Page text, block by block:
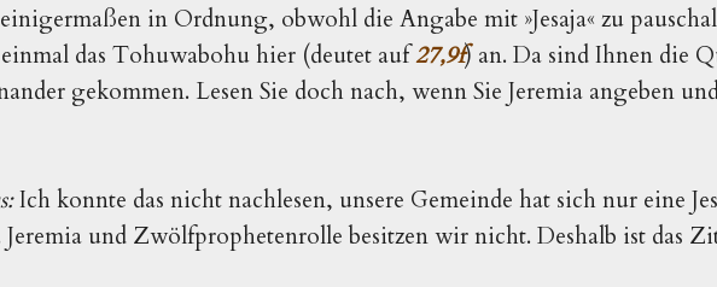
in Ordnung, obwohl die Angabe mit »Jesaja« zu
das Tohuwabohu hier (deutet auf27,9f) an. Da sind Ihnen die
gekommen. Lesen Sie doch nach, wenn Sie Jeremia angeben
Ich konnte das nicht nachlesen, unsere Gemeinde hat sich nur eine
Jeremia und Zwölfprophetenrolle besitzen wir nicht. Deshalb ist das